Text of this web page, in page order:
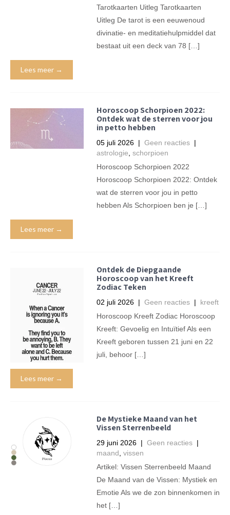
Tarotkaarten Uitleg Tarotkaarten
Uitleg De tarot is een eeuwenoud
divinatie- en meditatiehulpmiddel dat
bestaat uit een deck van 78 […]
Lees meer →
Horoscoop Schorpioen 2022:
Ontdek wat de sterren voor jou
in petto hebben
05 juli 2026 | Geen reacties |
astrologie schorpioen
Horoscoop Schorpioen 2022
Horoscoop Schorpioen 2022: Ontdek
wat de sterren voor jou in petto
hebben Als Schorpioen ben je […]
Lees meer →
Ontdek de Diepgaande
Horoscoop van het Kreeft
Zodiac Teken
02 juli 2026 | Geen reacties | kreeft
Horoscoop Kreeft Zodiac Horoscoop
Kreeft: Gevoelig en Intuïtief Als een
Kreeft geboren tussen 21 juni en 22
juli, behoor […]
Lees meer →
De Mystieke Maand van het
Vissen Sterrenbeeld
29 juni 2026 | Geen reacties |
maand vissen
Artikel: Vissen Sterrenbeeld Maand
De Maand van de Vissen: Mystiek en
Emotie Als we de zon binnenkomen in
het […]